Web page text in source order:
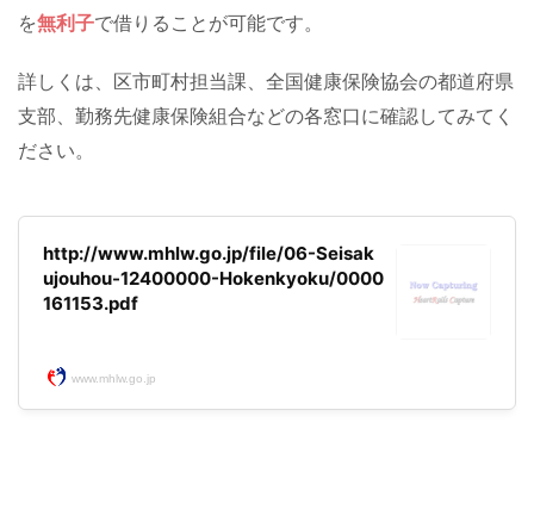
を無利子で借りることが可能です。
詳しくは、区市町村担当課、全国健康保険協会の都道府県
支部、勤務先健康保険組合などの各窓口に確認してみてく
ださい。
http://www.mhlw.go.jp/file/06-Seisak
ujouhou-12400000-Hokenkyoku/0000
161153.pdf
www.mhlw.go.jp